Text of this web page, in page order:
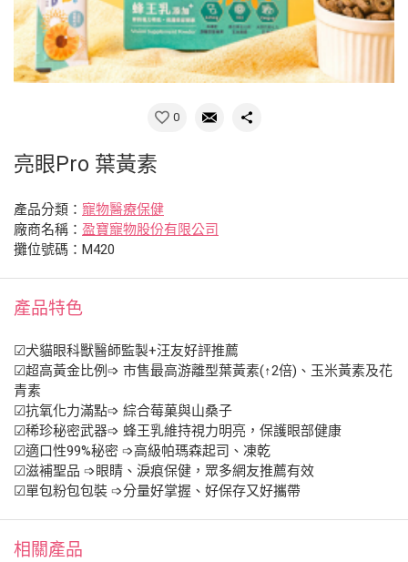
0
亮眼Pro 葉黃素
產品分類： 寵物醫療保健
廠商名稱： 盈寶寵物股份有限公司
攤位號碼：M420
產品特色
☑犬貓眼科獸醫師監製+汪友好評推薦
☑超高黃金比例➩ 市售最高游離型葉黃素(↑2倍)、玉米黃素及花
青素
☑抗氧化力滿點➩ 綜合莓菓與山桑子
☑稀珍秘密武器➩ 蜂王乳維持視力明亮，保護眼部健康
☑適口性99%秘密 ➩高級帕瑪森起司、凍乾
☑滋補聖品 ➩眼睛、淚痕保健，眾多網友推薦有效
☑單包粉包包裝 ➩分量好掌握、好保存又好攜帶
相關產品